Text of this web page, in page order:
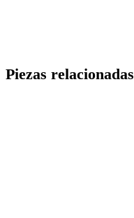
Piezas relacionadas